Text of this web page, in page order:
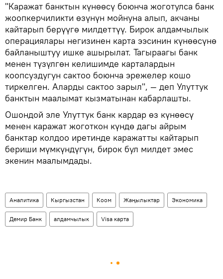
"Каражат банктын күнөөсү боюнча жоготулса банк
жоопкерчиликти өзүнүн мойнуна алып, акчаны
кайтарып берүүгө милдеттүү. Бирок алдамчылык
операциялары негизинен карта ээсинин күнөөсүнө
байланыштуу ишке ашырылат. Тагыраагы банк
менен түзүлгөн келишимде карталардын
коопсуздугун сактоо боюнча эрежелер кошо
тиркелген. Аларды сактоо зарыл", — деп Улуттук
банктын маалымат кызматынан кабарлашты.
Ошондой эле Улуттук банк кардар өз күнөөсү
менен каражат жоготкон күндө дагы айрым
банктар колдоо иретинде каражатты кайтарып
бериши мүмкүндүгүн, бирок бул милдет эмес
экенин маалымдады.
Аналитика Кыргызстан Коом Жаңылыктар Экономика
Демир Банк алдамчылык Visa карта